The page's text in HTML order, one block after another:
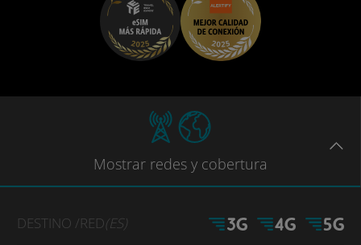
Mostrar redes y cobertura
DESTINO /RED(ES)